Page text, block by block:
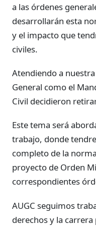
a las órdenes
desarrollarán esta
y el impacto que
civiles.
Atendiendo a
General como el
Civil decidieron
Este tema será
trabajo, donde
completo de la
proyecto de Orden
correspondientes
AUGC seguimos
derechos y la